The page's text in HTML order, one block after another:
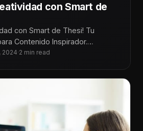
con Smart de
con Smart de Thesi! Tu
Contenido Inspirador.
en creativos contenidos
2024·2 min read